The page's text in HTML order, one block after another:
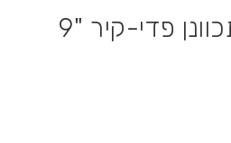
פדי-קיר "9